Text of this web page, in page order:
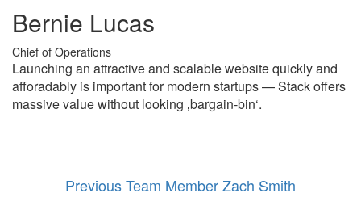
Bernie Lucas
Chief of Operations
Launching an attractive and scalable website quickly and
afforadably is important for modern startups — Stack offers
massive value without looking ‚bargain-bin‘.
Previous Team MemberZach Smith